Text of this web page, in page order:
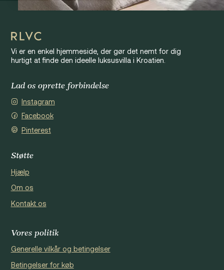
Vi er en enkel hjemmeside, der gør det nemt for dig
hurtigt at finde den ideelle luksusvilla i Kroatien.
Lad os oprette forbindelse
Instagram
Facebook
Pinterest
Støtte
Hjælp
Om os
Kontakt os
Vores politik
Generelle vilkår og betingelser
Betingelser for køb